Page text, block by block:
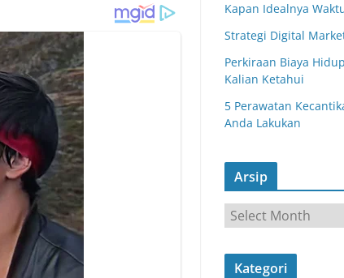
Kapan Idealnya
Strategi Digital
Perkiraan Biaya
Kalian Ketahui
5 Perawatan
Anda Lakukan
Arsip
r
s
Kategori